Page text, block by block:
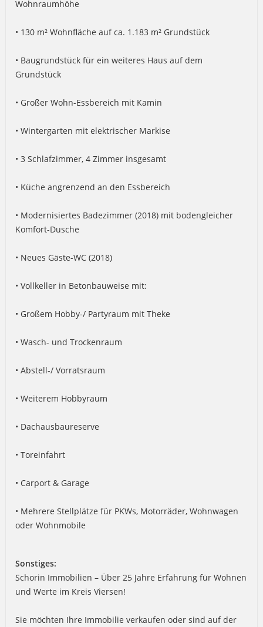
Wohnraumhöhe
• 130 m² Wohnfläche auf ca. 1.183 m² Grundstück
• Baugrundstück für ein weiteres Haus auf dem
Grundstück
• Großer Wohn-Essbereich mit Kamin
• Wintergarten mit elektrischer Markise
• 3 Schlafzimmer, 4 Zimmer insgesamt
• Küche angrenzend an den Essbereich
• Modernisiertes Badezimmer (2018) mit bodengleicher
Komfort-Dusche
• Neues Gäste-WC (2018)
• Vollkeller in Betonbauweise mit:
• Großem Hobby-/ Partyraum mit Theke
• Wasch- und Trockenraum
• Abstell-/ Vorratsraum
• Weiterem Hobbyraum
• Dachausbaureserve
• Toreinfahrt
• Carport & Garage
• Mehrere Stellplätze für PKWs, Motorräder, Wohnwagen
oder Wohnmobile
Sonstiges:
Schorin Immobilien – Über 25 Jahre Erfahrung für Wohnen
und Werte im Kreis Viersen!
Sie möchten Ihre Immobilie verkaufen oder sind auf der